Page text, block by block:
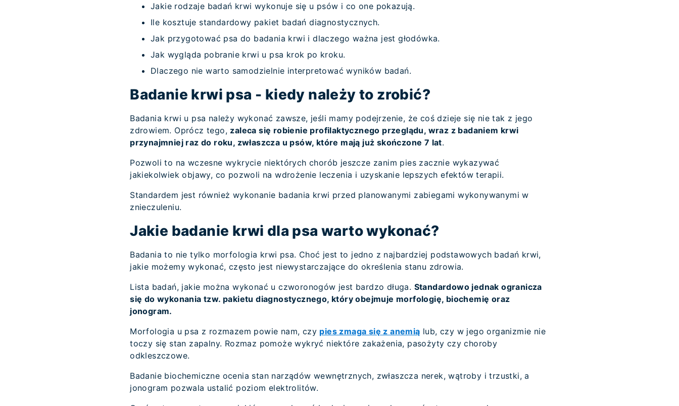
Jakie rodzaje badań krwi wykonuje się u psów i co one pokazują.
Ile kosztuje standardowy pakiet badań diagnostycznych.
Jak przygotować psa do badania krwi i dlaczego ważna jest głodówka.
Jak wygląda pobranie krwi u psa krok po kroku.
Dlaczego nie warto samodzielnie interpretować wyników badań.
Badanie krwi psa - kiedy należy to zrobić?
Badania krwi u psa należy wykonać zawsze, jeśli mamy podejrzenie, że coś dzieje się nie tak z jego
zdrowiem. Oprócz tego, zaleca się robienie profilaktycznego przeglądu, wraz z badaniem krwi
przynajmniej raz do roku, zwłaszcza u psów, które mają już skończone 7 lat.
Pozwoli to na wczesne wykrycie niektórych chorób jeszcze zanim pies zacznie wykazywać
jakiekolwiek objawy, co pozwoli na wdrożenie leczenia i uzyskanie lepszych efektów terapii.
Standardem jest również wykonanie badania krwi przed planowanymi zabiegami wykonywanymi w
znieczuleniu.
Jakie badanie krwi dla psa warto wykonać?
Badania to nie tylko morfologia krwi psa. Choć jest to jedno z najbardziej podstawowych badań krwi,
jakie możemy wykonać, często jest niewystarczające do określenia stanu zdrowia.
Lista badań, jakie można wykonać u czworonogów jest bardzo długa. Standardowo jednak ogranicza
się do wykonania tzw. pakietu diagnostycznego, który obejmuje morfologię, biochemię oraz
jonogram.
Morfologia u psa z rozmazem powie nam, czy pies zmaga się z anemią lub, czy w jego organizmie nie
toczy się stan zapalny. Rozmaz pomoże wykryć niektóre zakażenia, pasożyty czy choroby
odkleszczowe.
Badanie biochemiczne ocenia stan narządów wewnętrznych, zwłaszcza nerek, wątroby i trzustki, a
jonogram pozwala ustalić poziom elektrolitów.